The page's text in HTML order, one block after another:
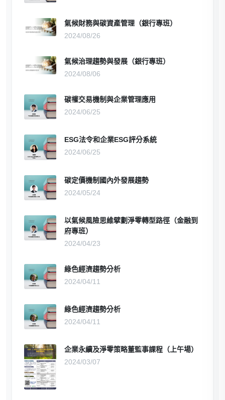
氣候財務與碳資產管理（銀行專班）
2024/08/26
氣候治理趨勢與發展（銀行專班）
2024/08/06
碳權交易機制與企業管理應用
2024/06/25
ESG法令和企業ESG評分系統
2024/06/25
碳定價機制國內外發展趨勢
2024/05/24
以氣候風險思維擘劃淨零轉型路徑（金融到
府專班）
2024/04/23
綠色經濟趨勢分析
2024/04/11
綠色經濟趨勢分析
2024/04/11
企業永續及淨零策略董監事課程（上午場）
2024/03/07